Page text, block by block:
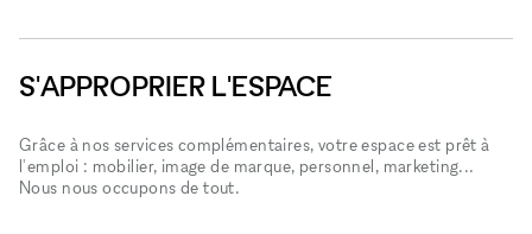
S'APPROPRIER L'ESPACE
Grâce à nos services complémentaires, votre espace est prêt à
l'emploi : mobilier, image de marque, personnel, marketing...
Nous nous occupons de tout.